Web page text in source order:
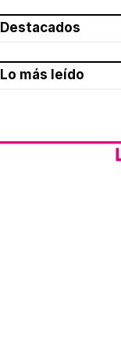
Destacados
Lo más leído